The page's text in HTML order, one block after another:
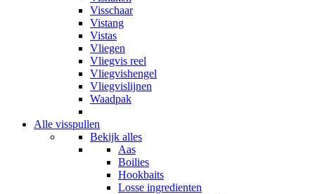
Visschaar
Vistang
Vistas
Vliegen
Vliegvis reel
Vliegvishengel
Vliegvislijnen
Waadpak
Alle visspullen
Bekijk alles
Aas
Boilies
Hookbaits
Losse ingredienten